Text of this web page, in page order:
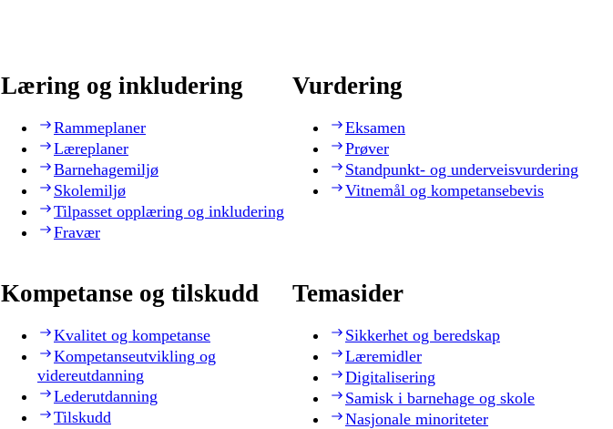
Læring og inkludering
Rammeplaner
Læreplaner
Barnehagemiljø
Skolemiljø
Tilpasset opplæring og inkludering
Fravær
Vurdering
Eksamen
Prøver
Standpunkt- og underveisvurdering
Vitnemål og kompetansebevis
Kompetanse og tilskudd
Kvalitet og kompetanse
Kompetanseutvikling og
videreutdanning
Lederutdanning
Tilskudd
Temasider
Sikkerhet og beredskap
Læremidler
Digitalisering
Samisk i barnehage og skole
Nasjonale minoriteter